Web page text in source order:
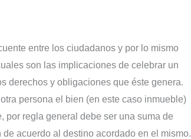
entre los ciudadanos y por lo mismo
son las implicaciones de celebrar un
derechos y obligaciones que éste genera.
persona el bien (en este caso inmueble)
por regla general debe ser una suma de
acuerdo al destino acordado en el mismo.